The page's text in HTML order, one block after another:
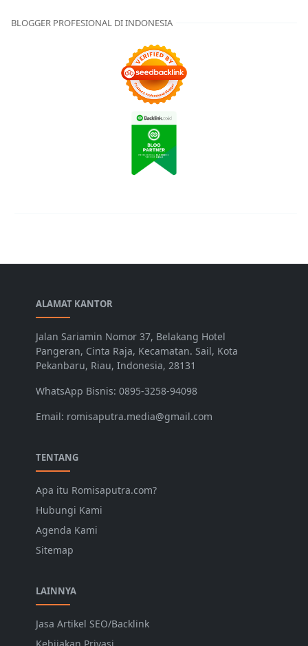
BLOGGER PROFESIONAL DI INDONESIA
ALAMAT KANTOR
Jalan Sariamin Nomor 37, Belakang Hotel
Pangeran, Cinta Raja, Kecamatan. Sail, Kota
Pekanbaru, Riau, Indonesia, 28131
WhatsApp Bisnis: 0895-3258-94098
Email: romisaputra.media@gmail.com
TENTANG
Apa itu Romisaputra.com?
Hubungi Kami
Agenda Kami
Sitemap
LAINNYA
Jasa Artikel SEO/Backlink